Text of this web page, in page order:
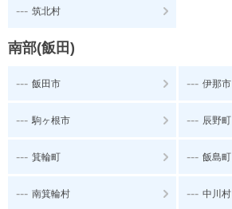
--- 筑北村
南部(飯田)
--- 飯田市 --- 伊那市
--- 駒ヶ根市 --- 辰野町
--- 箕輪町 --- 飯島町
--- 南箕輪村 --- 中川村